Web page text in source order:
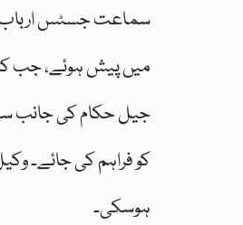
سماعت جسٹس ارباب
میں پیش ہوئے، جب
جیل حکام کی جانب
ہوسکی۔